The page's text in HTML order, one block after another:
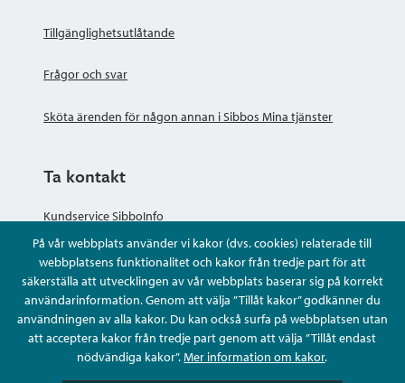
På vår webbplats använder vi kakor (dvs. cookies) relaterade till
webbplatsens funktionalitet och kakor från tredje part för att
säkerställa att utvecklingen av vår webbplats baserar sig på korrekt
användarinformation. Genom att välja ”Tillåt kakor” godkänner du
användningen av alla kakor. Du kan också surfa på webbplatsen utan
att acceptera kakor från tredje part genom att välja ”Tillåt endast
nödvändiga kakor”.Mer information om kakor.
Tillgänglighetsutlåtande
Frågor och svar
Sköta ärenden för någon annan i Sibbos Mina tjänster
Ta kontakt
Kundservice SibboInfo
Ge anonym respons
Ställ en fråga eller sköta ditt ärende
Kontaktuppgifter